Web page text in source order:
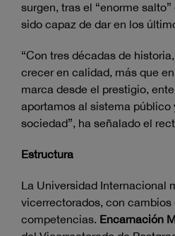
surgen, tras el “enorme
sido capaz de dar en los
“Con tres décadas de
crecer en calidad, más que
marca desde el prestigio,
aportamos al sistema público
sociedad”, ha señalado el
Estructura
La Universidad Internacional
vicerrectorados, con cambios
competencias. Encarnación